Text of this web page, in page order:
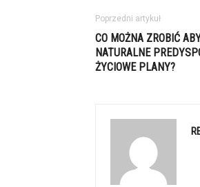
Poprzedni artykuł
CO MOŻNA ZROBIĆ
NATURALNE
ŻYCIOWE PLANY?